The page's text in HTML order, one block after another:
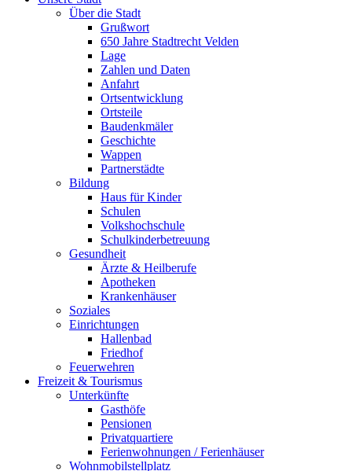
Über die Stadt
Grußwort
650 Jahre Stadtrecht Velden
Lage
Zahlen und Daten
Anfahrt
Ortsentwicklung
Ortsteile
Baudenkmäler
Geschichte
Wappen
Partnerstädte
Bildung
Haus für Kinder
Schulen
Volkshochschule
Schulkinderbetreuung
Gesundheit
Ärzte & Heilberufe
Apotheken
Krankenhäuser
Soziales
Einrichtungen
Hallenbad
Friedhof
Feuerwehren
Freizeit & Tourismus
Unterkünfte
Gasthöfe
Pensionen
Privatquartiere
Ferienwohnungen / Ferienhäuser
Wohnmobilstellplatz